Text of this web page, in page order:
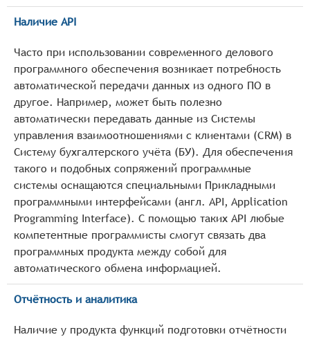
Наличие API
Часто при использовании современного делового
программного обеспечения возникает потребность
автоматической передачи данных из одного ПО в
другое. Например, может быть полезно
автоматически передавать данные из Системы
управления взаимоотношениями с клиентами (CRM) в
Систему бухгалтерского учёта (БУ). Для обеспечения
такого и подобных сопряжений программные
системы оснащаются специальными Прикладными
программными интерфейсами (англ. API, Application
Programming Interface). С помощью таких API любые
компетентные программисты смогут связать два
программных продукта между собой для
автоматического обмена информацией.
Отчётность и аналитика
Наличие у продукта функций подготовки отчётности